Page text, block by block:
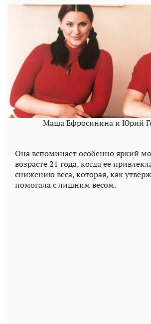
Маша Ефросинина и Юрий
Она вспоминает особенно яркий
возрасте 21 года, когда ее
снижению веса, которая, как
помогала с лишним весом.